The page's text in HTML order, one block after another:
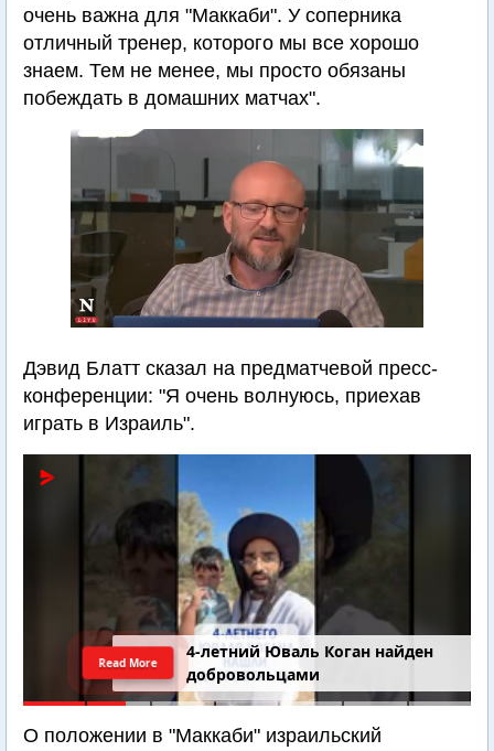
очень важна для "Маккаби". У соперника
отличный тренер, которого мы все хорошо
знаем. Тем не менее, мы просто обязаны
побеждать в домашних матчах".
Дэвид Блатт сказал на предматчевой пресс-
конференции: "Я очень волнуюсь, приехав
играть в Израиль".
4-летний Юваль Коган найден
добровольцами
Read More
О положении в "Маккаби" израильский